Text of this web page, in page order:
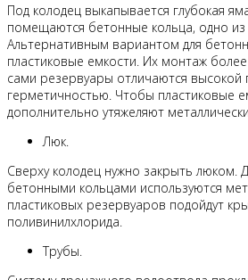
Под колодец выкапывается глубокая
помещаются бетонные кольца, одно из
Альтернативным вариантом для
пластиковые емкости. Их монтаж
сами резервуары отличаются высокой
герметичностью. Чтобы пластиковые
дополнительно утяжеляют
Люк.
Сверху колодец нужно закрыть люком.
бетонными кольцами используются
пластиковых резервуаров подойдут
поливинилхлорида.
Трубы.